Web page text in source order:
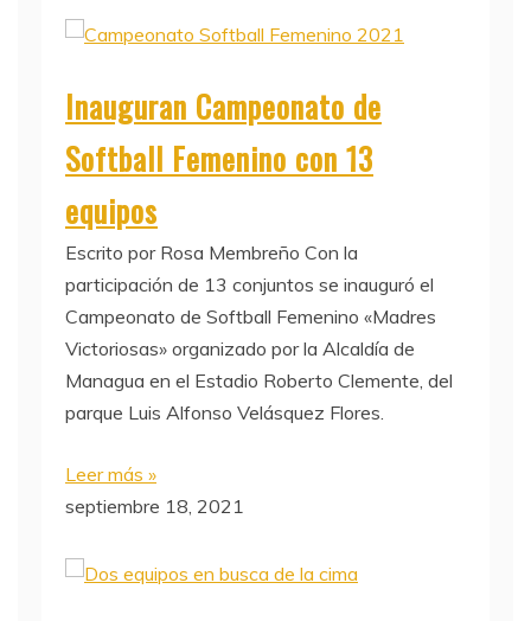
Inauguran Campeonato de
Softball Femenino con 13
equipos
Escrito por Rosa Membreño Con la
participación de 13 conjuntos se inauguró el
Campeonato de Softball Femenino «Madres
Victoriosas» organizado por la Alcaldía de
Managua en el Estadio Roberto Clemente, del
parque Luis Alfonso Velásquez Flores.
Leer más »
septiembre 18, 2021